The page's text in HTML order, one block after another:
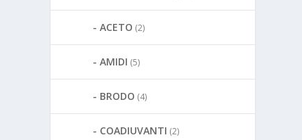
ACETO (2)
AMIDI (5)
BRODO (4)
COADIUVANTI (2)